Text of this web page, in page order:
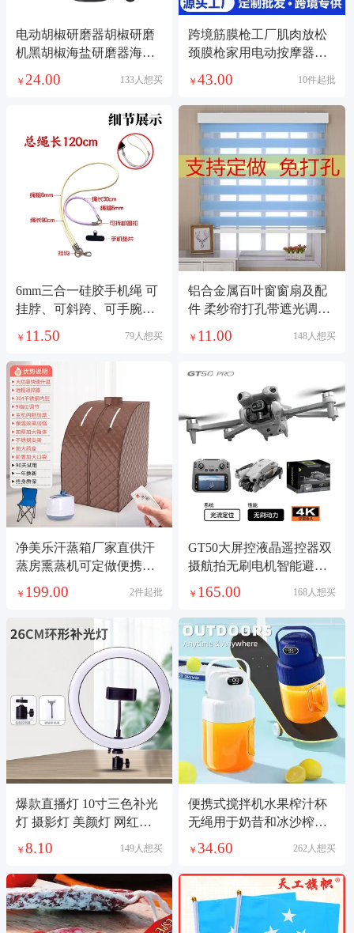
电动胡椒研磨器胡椒研磨
机黑胡椒海盐研磨器海盐
￥ 24.00 133人想买
跨境筋膜枪工厂肌肉放松
颈膜枪家用电动按摩器健
￥43.00 10件起批
6mm三合一硅胶手机绳 可
挂脖、可斜跨、可手腕、
使用
￥ 11.50 79人想买
铝合金属百叶窗窗扇及配
件 柔纱帘打孔带遮光调节
￥ 11.00 148人想买
净美乐汗蒸箱厂家直供汗
蒸房熏蒸机可定做便携式
家用蒸汽桑拿浴箱
￥ 199.00 2件起批
GT50大屏控液晶遥控器双
摄航拍无刷电机智能避障
光流悬停遥控飞机
￥ 165.00 168人想买
爆款直播灯 10寸三色补光
灯 摄影灯 美颜灯 网红直
播打光灯
￥ 8.10 149人想买
便携式搅拌机水果榨汁杯
无绳用于奶昔和冰沙榨汁
机搅拌机源头工厂小型榨
￥ 34.60 262人想买